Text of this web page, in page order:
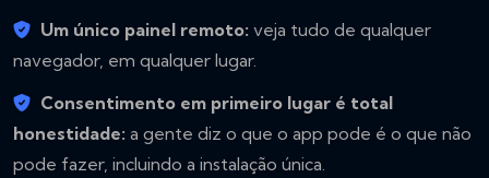
Um único painel remoto: veja tudo de qualquer
navegador, em qualquer lugar.
Consentimento em primeiro lugar é total
honestidade: a gente diz o que o app pode é o que não
pode fazer, incluindo a instalação única.